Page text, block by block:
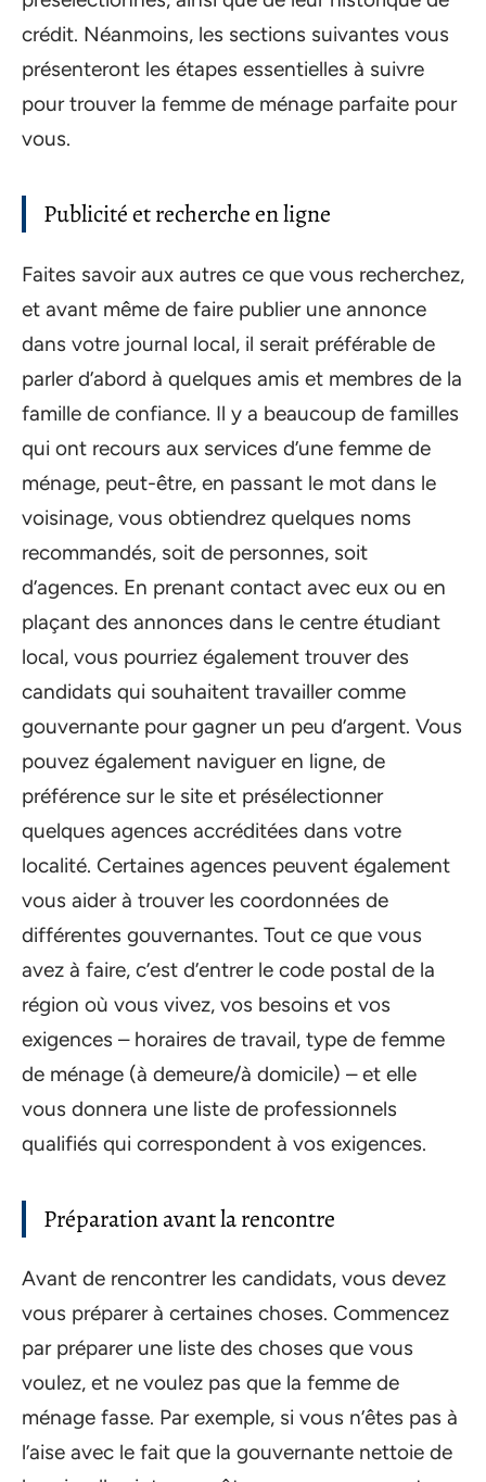
crédit. Néanmoins, les sections suivantes vous
présenteront les étapes essentielles à suivre
pour trouver la femme de ménage parfaite pour
vous.
Publicité et recherche en ligne
Faites savoir aux autres ce que vous recherchez,
et avant même de faire publier une annonce
dans votre journal local, il serait préférable de
parler d’abord à quelques amis et membres de la
famille de confiance. Il y a beaucoup de familles
qui ont recours aux services d’une femme de
ménage, peut-être, en passant le mot dans le
voisinage, vous obtiendrez quelques noms
recommandés, soit de personnes, soit
d’agences. En prenant contact avec eux ou en
plaçant des annonces dans le centre étudiant
local, vous pourriez également trouver des
candidats qui souhaitent travailler comme
gouvernante pour gagner un peu d’argent. Vous
pouvez également naviguer en ligne, de
préférence sur le site et présélectionner
quelques agences accréditées dans votre
localité. Certaines agences peuvent également
vous aider à trouver les coordonnées de
différentes gouvernantes. Tout ce que vous
avez à faire, c’est d’entrer le code postal de la
région où vous vivez, vos besoins et vos
exigences – horaires de travail, type de femme
de ménage (à demeure/à domicile) – et elle
vous donnera une liste de professionnels
qualifiés qui correspondent à vos exigences.
Préparation avant la rencontre
Avant de rencontrer les candidats, vous devez
vous préparer à certaines choses. Commencez
par préparer une liste des choses que vous
voulez, et ne voulez pas que la femme de
ménage fasse. Par exemple, si vous n’êtes pas à
l’aise avec le fait que la gouvernante nettoie de